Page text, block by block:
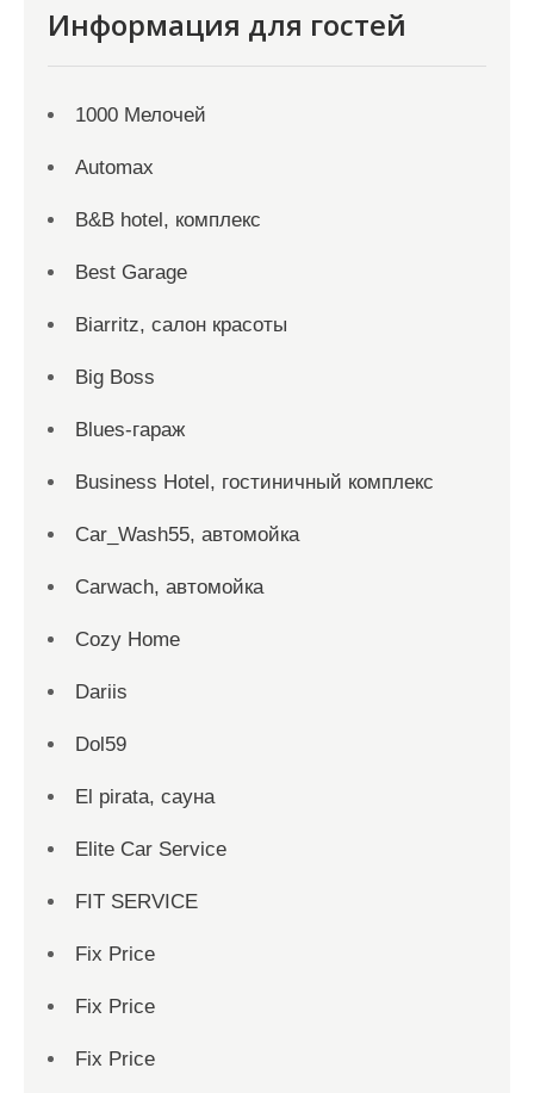
Информация для гостей
1000 Мелочей
Automax
B&B hotel, комплекс
Best Garage
Biarritz, салон красоты
Big Boss
Blues-гараж
Business Hotel, гостиничный комплекс
Car_Wash55, автомойка
Carwach, автомойка
Cozy Home
Dariis
Dol59
El pirata, сауна
Elite Car Service
FIT SERVICE
Fix Price
Fix Price
Fix Price